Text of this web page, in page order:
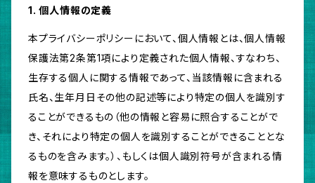
1. 個人情報の定義
本プライバシーポリシーにおいて、個人情報とは、個人情報
保護法第2条第1項により定義された個人情報、すなわち、
生存する個人に関する情報であって、当該情報に含まれる
氏名、生年月日その他の記述等により特定の個人を識別す
ることができるもの（他の情報と容易に照合することがで
き、それにより特定の個人を識別することができることとな
るものを含みます。）、もしくは個人識別符号が含まれる情
報を意味するものとします。